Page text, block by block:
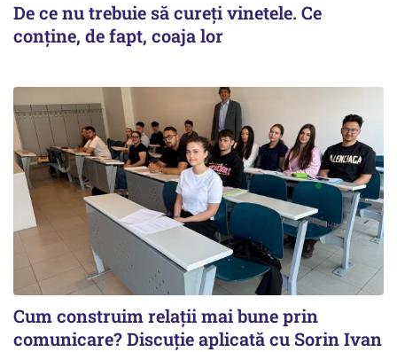
De ce nu trebuie să cureți vinetele. Ce
conține, de fapt, coaja lor
Cum construim relații mai bune prin
comunicare? Discuție aplicată cu Sorin Ivan